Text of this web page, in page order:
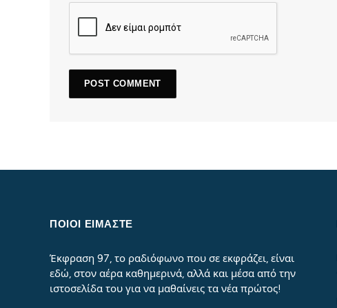
ΠΟΙΟΙ ΕΙΜΑΣΤΕ
Έκφραση 97, το ραδιόφωνο που σε εκφράζει, είναι
εδώ, στον αέρα καθημερινά, αλλά και μέσα από την
ιστοσελίδα του για να μαθαίνεις τα νέα πρώτος!